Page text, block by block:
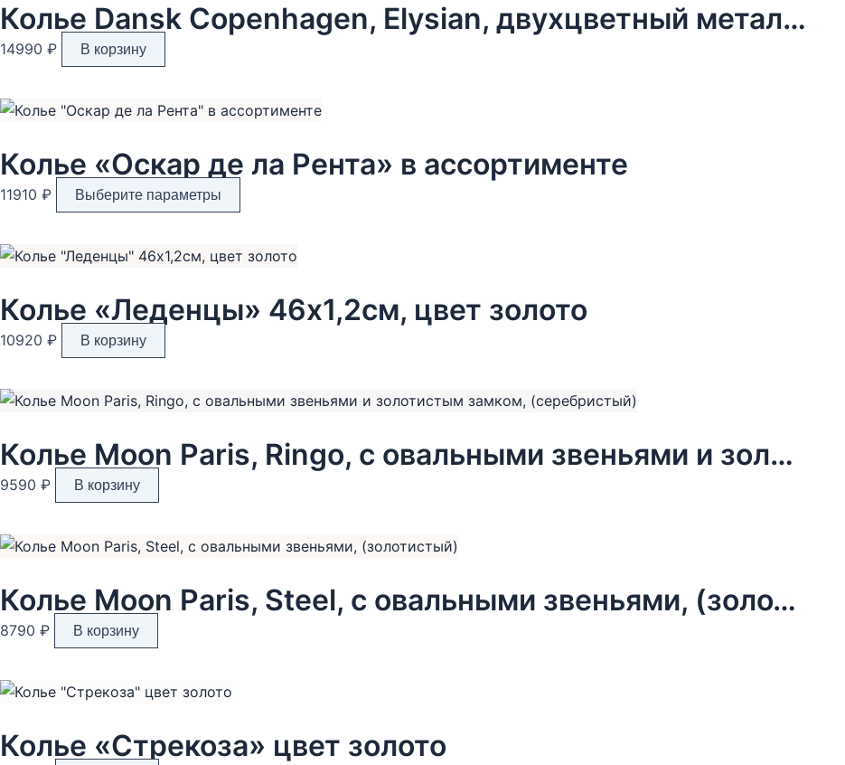
Колье Dansk Copenhagen, Elysian, двухцветный металл, (серебристый)
14990 ₽ В корзину
Колье «Оскар де ла Рента» в ассортименте
11910 ₽ Выберите параметры
товар
несколько
Опции
странице
Колье «Леденцы» 46х1,2см, цвет золото
10920 ₽ В корзину
Колье Moon Paris, Ringo, с овальными звеньями и золотистым замком, (серебристый)
9590 ₽ В корзину
Колье Moon Paris, Steel, с овальными звеньями, (золотистый)
8790 ₽ В корзину
Колье «Стрекоза» цвет золото